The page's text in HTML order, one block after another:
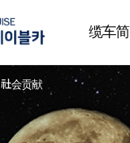
缆车
社会贡献